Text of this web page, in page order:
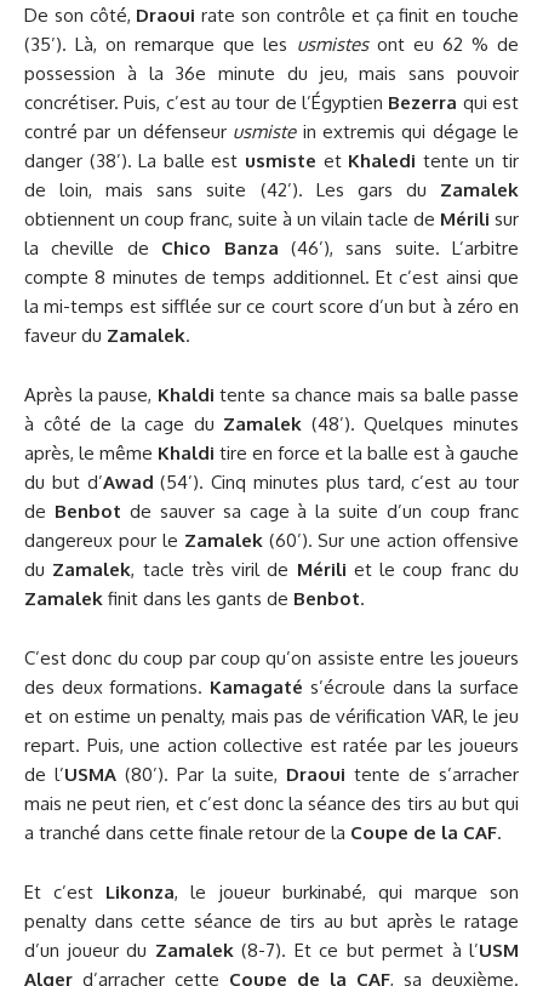
De son côté, Draoui rate son contrôle et ça finit en touche
(35’). Là, on remarque que les usmistesont eu 62 % de
possession à la 36e minute du jeu, mais sans pouvoir
concrétiser. Puis, c’est au tour de l’Égyptien Bezerra qui est
contré par un défenseur usmistein extremis qui dégage le
danger (38’). La balle est usmiste et Khaledi tente un tir
de loin, mais sans suite (42’). Les gars du Zamalek
obtiennent un coup franc, suite à un vilain tacle de Mérili sur
la cheville de Chico Banza (46’), sans suite. L’arbitre
compte 8 minutes de temps additionnel. Et c’est ainsi que
la mi-temps est sifflée sur ce court score d’un but à zéro en
faveur du Zamalek.
Après la pause, Khaldi tente sa chance mais sa balle passe
à côté de la cage du Zamalek (48’). Quelques minutes
après, le même Khaldi tire en force et la balle est à gauche
du but d’Awad (54’). Cinq minutes plus tard, c’est au tour
de Benbot de sauver sa cage à la suite d’un coup franc
dangereux pour le Zamalek(60’). Sur une action offensive
du Zamalek, tacle très viril de Mérili et le coup franc du
Zamalek finit dans les gants de Benbot.
C’est donc du coup par coup qu’on assiste entre les joueurs
des deux formations. Kamagaté s’écroule dans la surface
et on estime un penalty, mais pas de vérification VAR, le jeu
repart. Puis, une action collective est ratée par les joueurs
de l’USMA(80’). Par la suite, Draoui tente de s’arracher
mais ne peut rien, et c’est donc la séance des tirs au but qui
a tranché dans cette finale retour de la Coupe de la CAF.
Et c’est Likonza, le joueur burkinabé, qui marque son
penalty dans cette séance de tirs au but après le ratage
d’un joueur du Zamalek(8-7). Et ce but permet à l’USM
Alger d’arracher cette Coupe de la CAF, sa deuxième.